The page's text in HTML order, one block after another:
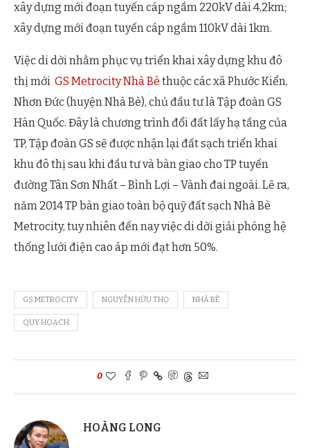
xây dựng mới đoạn tuyến cáp ngầm 220kV dài 4,2km;
xây dựng mới đoạn tuyến cáp ngầm 110kV dài 1km.
Việc di dời nhằm phục vụ triển khai xây dựng khu đô
thị mới GS Metrocity Nhà Bè thuộc các xã Phước Kiển,
Nhơn Đức (huyện Nhà Bè), chủ đầu tư là Tập đoàn GS
Hàn Quốc. Đây là chương trình đổi đất lấy hạ tầng của
TP, Tập đoàn GS sẽ được nhận lại đất sạch triển khai
khu đô thị sau khi đầu tư và bàn giao cho TP tuyến
đường Tân Sơn Nhất – Bình Lợi – Vành đai ngoài. Lẽ ra,
năm 2014 TP bàn giao toàn bộ quỹ đất sạch Nhà Bè
Metrocity, tuy nhiên đến nay việc di dời giải phóng hệ
thống lưới điện cao áp mới đạt hơn 50%.
GS METROCITY NGUYỄN HỮU THỌ NHÀ BÈ
QUY HOẠCH
0
HOÀNG LONG